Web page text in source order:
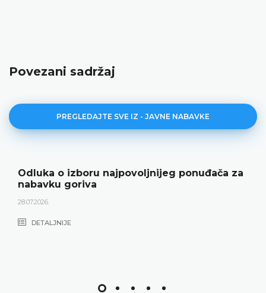
Povezani sadržaj
PREGLEDAJTE SVE IZ - JAVNE NABAVKE
Odluka o izboru najpovoljnijeg ponuđača za
nabavku goriva
28.07.2026.
DETALJNIJE